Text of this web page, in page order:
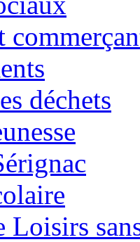
déchets
Loisirs